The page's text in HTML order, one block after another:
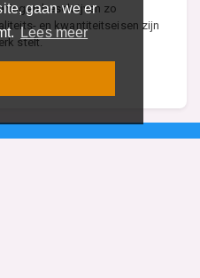
gaan we er
Lees meer
beschrijven zo
en kwantiteitseisen zijn
stelt.